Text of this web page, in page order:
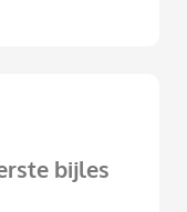
bijles